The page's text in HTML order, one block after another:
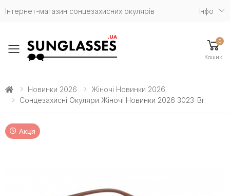
Інтернет-магазин сонцезахисних окулярів Iнфо
Toggle mobile menu
0
Кошик
Новинки 2026
Жіночі Новинки 2026
Сонцезахисні Окуляри Жіночі Новинки 2026 3023-Br
Акція